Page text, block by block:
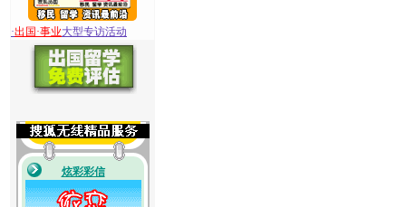
·出国·事业大型专访活动